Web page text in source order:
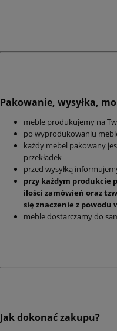
Pakowanie, wysyłka,
meble produkujemy na
po wyprodukowaniu
każdy mebel pakowany
przekładek
przed wysyłką
przy każdym produkcie
ilości zamówień oraz
się znaczenie z powodu
meble dostarczamy do
Jak dokonać zakupu?